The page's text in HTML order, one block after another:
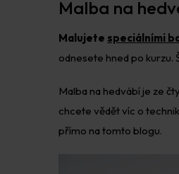
Malba na
Malujete speciálními
odnesete hned po kurzu.
Malba na hedvábí je ze
chcete vědět víc o
přímo na tomto blogu.